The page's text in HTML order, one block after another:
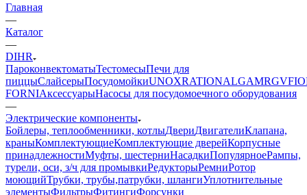
Главная
—
Каталог
—
DIHR
ПароконвектоматыТестомесыПечи для
пиццыСлайсерыПосудомойкиUNOXRATIONALGAMRGV
FORNIАксессуарыНасосы для посудомоечного оборудования
—
Электрические компоненты
Бойлеры, теплообменники, котлыДвериДвигателиКлапана,
краныКомплектующиеКомплектующие дверейКорпусные
принадлежностиМуфты, шестерниНасадкиПопулярноеРампы,
турели, оси, з/ч для промывкиРедукторыРемниРотор
моющийТрубки, трубы,патрубки, шлангиУплотнительные
элементыФильтрыФитингиФорсунки